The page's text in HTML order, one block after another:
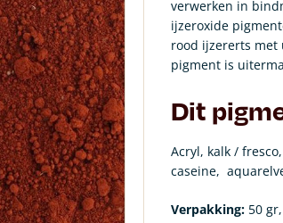
verwerken in
ijzeroxide
rood ijzererts met
pigment is
Dit
Acryl, kalk /
caseine,
Verpakking: 50